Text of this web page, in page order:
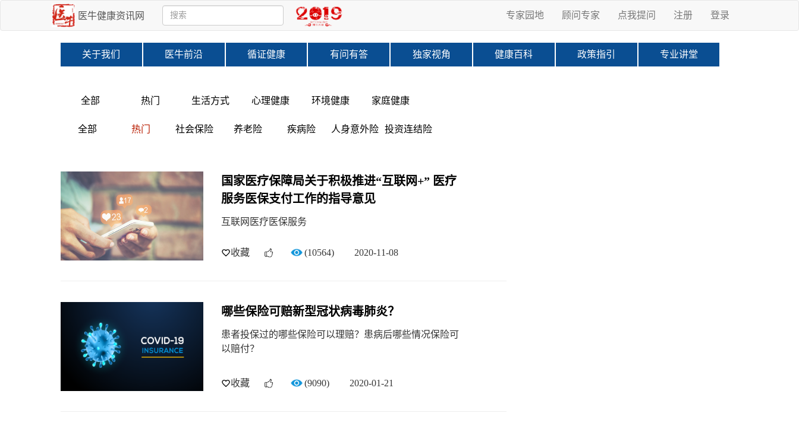
医牛健康资讯网 专家园地 顾问专家 点我提问 注册 登录
关于我们 医牛前沿 循证健康 有问有答 独家视角 健康百科 政策指引 专业讲堂
全部 热门 生活方式 心理健康 环境健康 家庭健康
全部 热门 社会保险 养老险 疾病险 人身意外险 投资连结险
国家医疗保障局关于积极推进“互联网+” 医疗
服务医保支付工作的指导意见
互联网医疗医保服务
收藏 (10564) 2020-11-08
哪些保险可赔新型冠状病毒肺炎？
患者投保过的哪些保险可以理赔？患病后哪些情况保险可
以赔付？
收藏 (9090) 2020-01-21